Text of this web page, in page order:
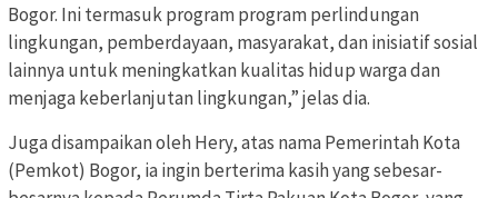
Bogor. Ini termasuk program program perlindungan
lingkungan, pemberdayaan, masyarakat, dan inisiatif sosial
lainnya untuk meningkatkan kualitas hidup warga dan
menjaga keberlanjutan lingkungan,” jelas dia.
Juga disampaikan oleh Hery, atas nama Pemerintah Kota
(Pemkot) Bogor, ia ingin berterima kasih yang sebesar-